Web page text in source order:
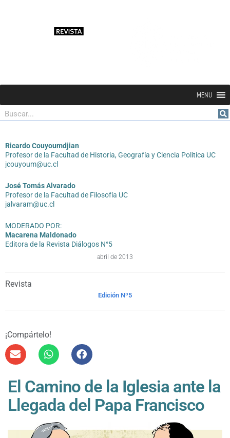
MENU
Buscar
Ricardo Couyoumdjian
Profesor de la Facultad de Historia, Geografía y Ciencia Política UC
jcouyoum@uc.cl
José Tomás Alvarado
Profesor de la Facultad de Filosofía UC
jalvaram@uc.cl
MODERADO POR:
Macarena Maldonado
Editora de la Revista Diálogos N°5
abril de 2013
Revista
Edición Nº5
¡Compártelo!
El Camino de la Iglesia ante la
Llegada del Papa Francisco